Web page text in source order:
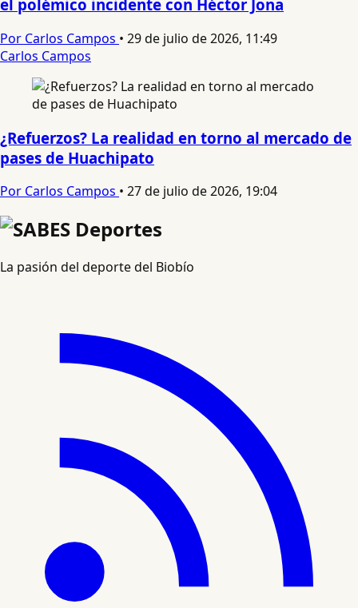
el polémico incidente con Héctor Jona
Por Carlos Campos • 29 de julio de 2026, 11:49
Carlos Campos
¿Refuerzos? La realidad en torno al mercado de
pases de Huachipato
Por Carlos Campos • 27 de julio de 2026, 19:04
La pasión del deporte del Biobío